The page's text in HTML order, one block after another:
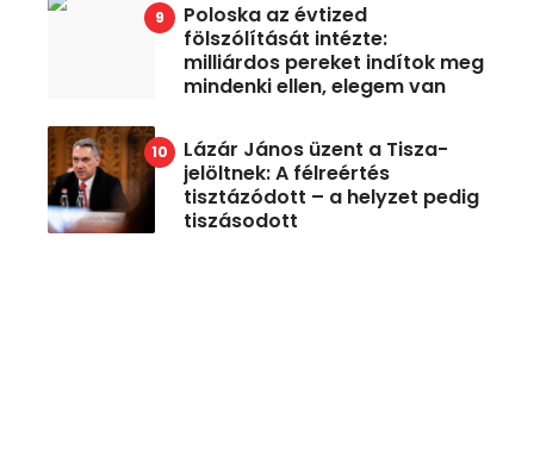
Poloska az évtized
fölszólítását intézte:
milliárdos pereket indítok meg
mindenki ellen, elegem van
Lázár János üzent a Tisza-
jelöltnek: A félreértés
tisztázódott – a helyzet pedig
tiszásodott